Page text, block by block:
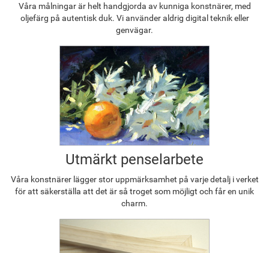
Våra målningar är helt handgjorda av kunniga konstnärer, med
oljefärg på autentisk duk. Vi använder aldrig digital teknik eller
genvägar.
Utmärkt penselarbete
Våra konstnärer lägger stor uppmärksamhet på varje detalj i verket
för att säkerställa att det är så troget som möjligt och får en unik
charm.